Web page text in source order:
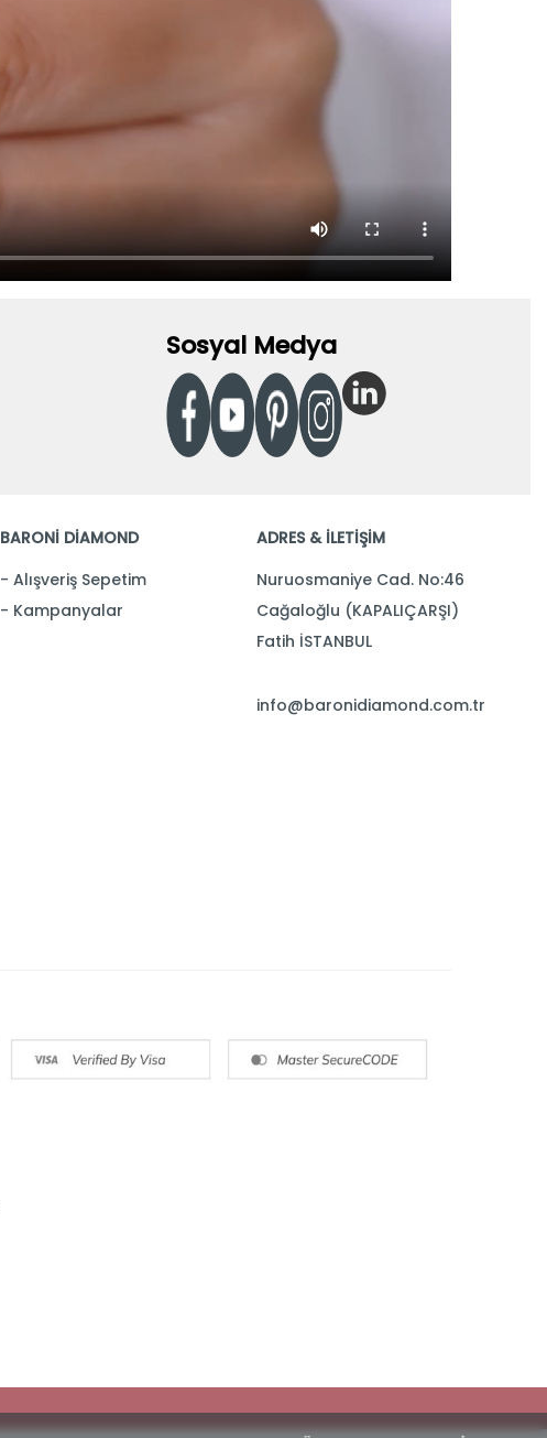
Sosyal Medya
BARONİ DİAMOND
Alışveriş Sepetim
Kampanyalar
ADRES & İLETİŞİM
Nuruosmaniye Cad. No:46
Cağaloğlu (KAPALIÇARŞI)
Fatih İSTANBUL
info@baronidiamond.com.tr